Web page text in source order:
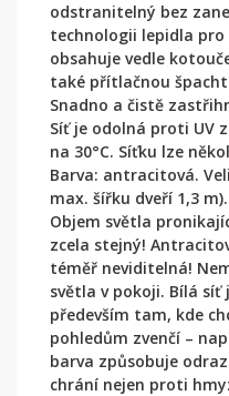
odstranitelný bez
technologii lepidla
obsahuje vedle
také přítlačnou
Snadno a čistě
Síť je odolná proti UV
na 30°C. Síťku lze
Barva: antracitová.
max. šířku dveří 1,3
Objem světla
zcela stejný!
téměř neviditelná!
světla v pokoji. Bílá
především tam, kde
pohledům zvenčí –
barva způsobuje
chrání nejen proti